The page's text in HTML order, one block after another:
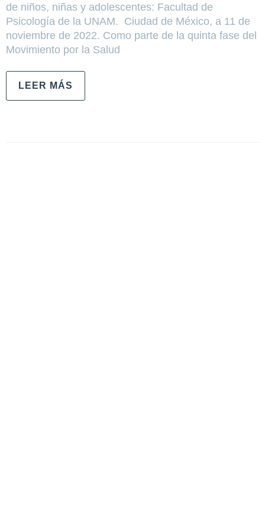
de niños, niñas y adolescentes: Facultad de
Psicología de la UNAM. Ciudad de México, a 11 de
noviembre de 2022. Como parte de la quinta fase del
Movimiento por la Salud
LEER MÁS